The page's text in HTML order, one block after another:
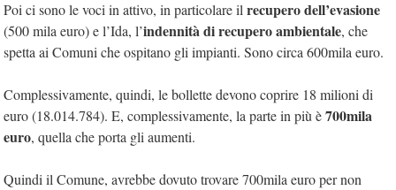
Poi ci sono le voci in attivo, in particolare ilrecupero dell’evasione
(500 mila euro) e l’Ida, l’indennità di recupero ambientale, che
spetta ai Comuni che ospitano gli impianti. Sono circa 600mila euro.
Complessivamente, quindi, le bollette devono coprire 18 milioni di
euro (18.014.784). E, complessivamente, la parte in più è700mila
euro, quella che porta gli aumenti.
Quindi il Comune, avrebbe dovuto trovare 700mila euro per non